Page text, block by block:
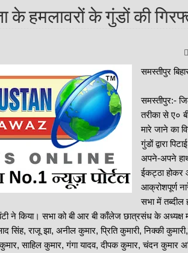
हमलावरों के गुंडों की
समस्तीपुर
समस्तीपुर:-
तरीका से ए०
मारे जाने का
गुंडों द्वारा
अपने-अपने
ईकट्ठा होकर
आक्रोशपूर्ण
सभा में तब्दील
ने किया। सभा को बी आर बी काँलेज छात्रसंध के
सिंह, राजू झा, अनील कुमार, प्रिति कुमारी, निक्की
साहिल कुमार, गंगा यादव, दीपक कुमार, चंदन कुमार